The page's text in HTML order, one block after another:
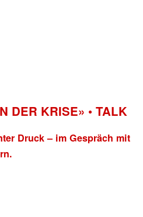
DER KRISE» • TALK
Druck – im Gespräch mit